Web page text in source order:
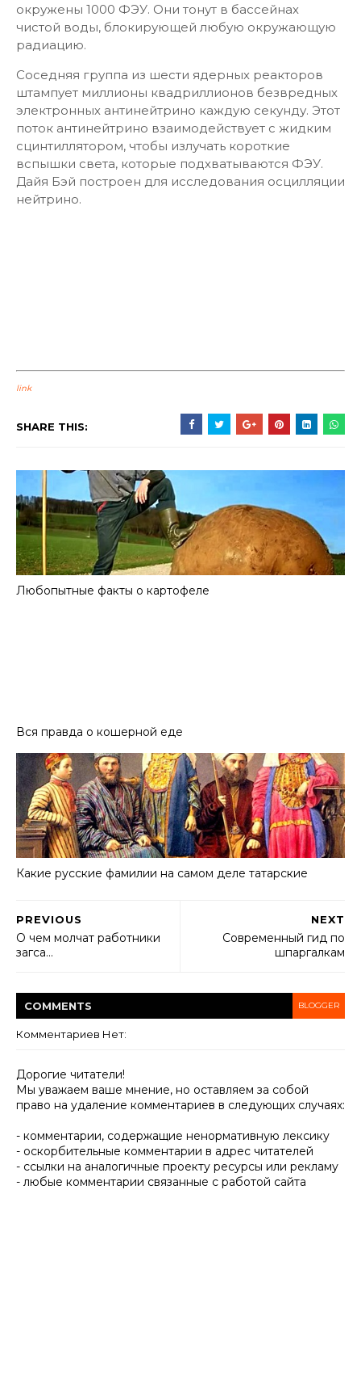
окружены 1000 ФЭУ. Они тонут в бассейнах
чистой воды, блокирующей любую окружающую
радиацию.
Соседняя группа из шести ядерных реакторов
штампует миллионы квадриллионов безвредных
электронных антинейтрино каждую секунду. Этот
поток антинейтрино взаимодействует с жидким
сцинтиллятором, чтобы излучать короткие
вспышки света, которые подхватываются ФЭУ.
Дайя Бэй построен для исследования осцилляции
нейтрино.
link
SHARE THIS:
Любопытные факты о картофеле
Вся правда о кошерной еде
Какие русские фамилии на самом деле татарские
NEXT
Современный гид по
шпаргалкам
PREVIOUS
О чем молчат работники
загса…
COMMENTS BLOGGER
Комментариев Нет:
Дорогие читатели!
Мы уважаем ваше мнение, но оставляем за собой
право на удаление комментариев в следующих случаях:
- комментарии, содержащие ненормативную лексику
- оскорбительные комментарии в адрес читателей
- ссылки на аналогичные проекту ресурсы или рекламу
- любые комментарии связанные с работой сайта